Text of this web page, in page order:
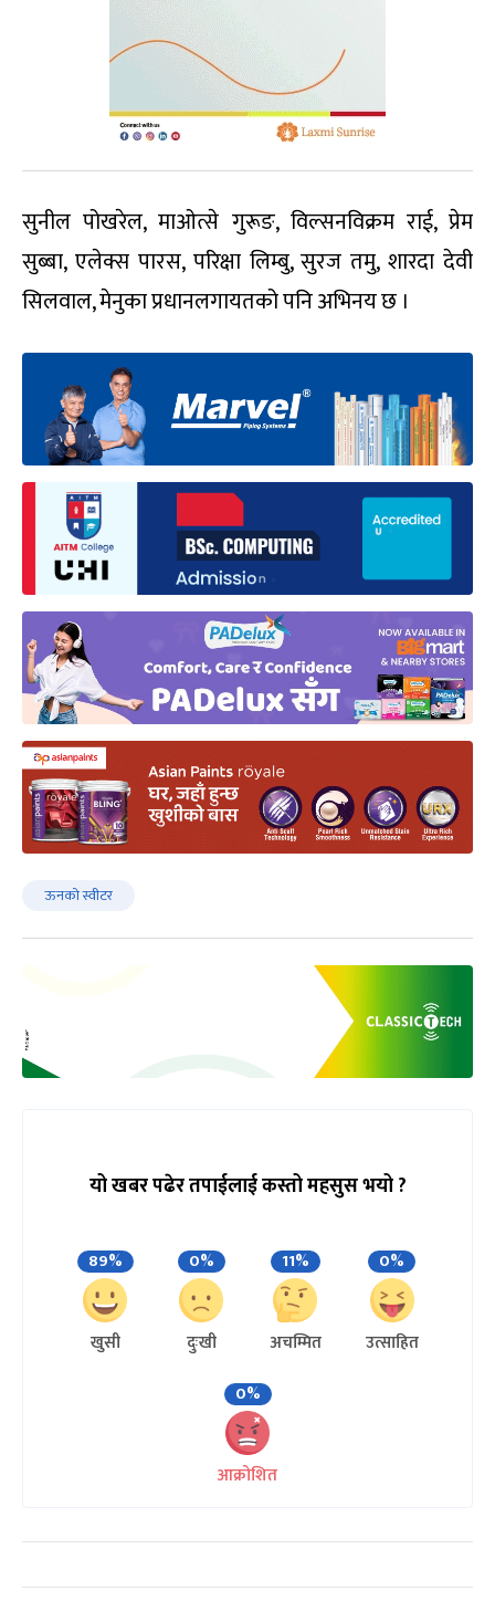
सुनील पोखरेल, माओत्से गुरूङ, विल्सनविक्रम राई, प्रेम
सुब्बा, एलेक्स पारस, परिक्षा लिम्बु, सुरज तमु, शारदा देवी
सिलवाल, मेनुका प्रधानलगायतको पनि अभिनय छ ।
ऊनको स्वीटर
यो खबर पढेर तपाईलाई कस्तो महसुस भयो ?
89%
खुसी
0%
दुःखी
11%
अचम्मित
0%
उत्साहित
0%
आक्रोशित